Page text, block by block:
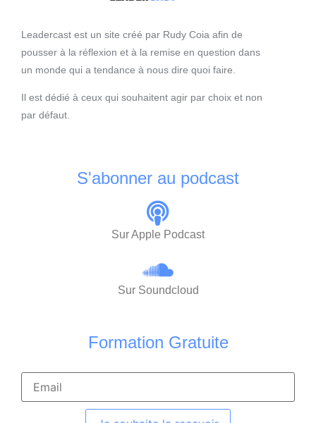
Leadercast est un site créé par Rudy Coia afin de
pousser à la réflexion et à la remise en question dans
un monde qui a tendance à nous dire quoi faire.
Il est dédié à ceux qui souhaitent agir par choix et non
par défaut.
S'abonner au podcast
Sur Apple Podcast
Sur Soundcloud
Formation Gratuite